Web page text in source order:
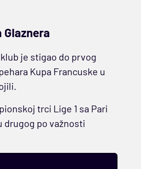
je stigao do prvog
Kupa Francuske u
trci Lige 1 sa Pari
drugog po važnosti